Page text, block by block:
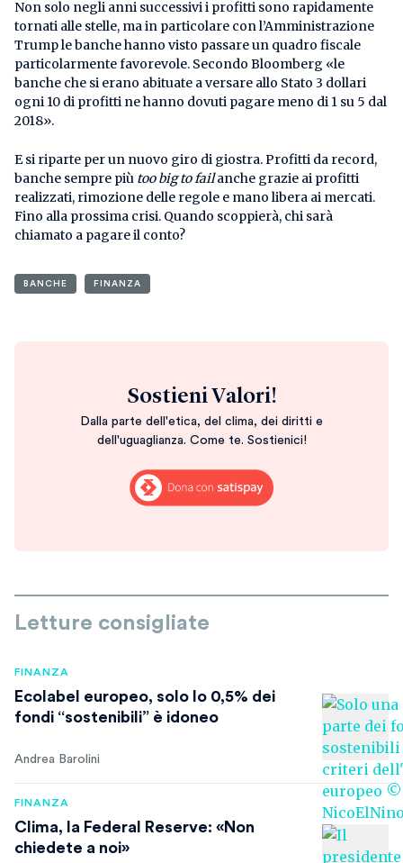
Non solo negli anni successivi i profitti sono rapidamente
tornati alle stelle, ma in particolare con l’Amministrazione
Trump le banche hanno visto passare un quadro fiscale
particolarmente favorevole. Secondo Bloomberg «le
banche che si erano abituate a versare allo Stato 3 dollari
ogni 10 di profitti ne hanno dovuti pagare meno di 1 su 5 dal
2018».
E si riparte per un nuovo giro di giostra. Profitti da record,
banche sempre più too big to failanche grazie ai profitti
realizzati, rimozione delle regole e mano libera ai mercati.
Fino alla prossima crisi. Quando scoppierà, chi sarà
chiamato a pagare il conto?
BANCHE FINANZA
Sostieni Valori!
Dalla parte dell'etica, del clima, dei diritti e
dell'uguaglianza. Come te. Sostienici!
Letture consigliate
FINANZA
Ecolabel europeo, solo lo 0,5% dei
fondi “sostenibili” è idoneo
Andrea Barolini
FINANZA
Clima, la Federal Reserve: «Non
chiedete a noi»